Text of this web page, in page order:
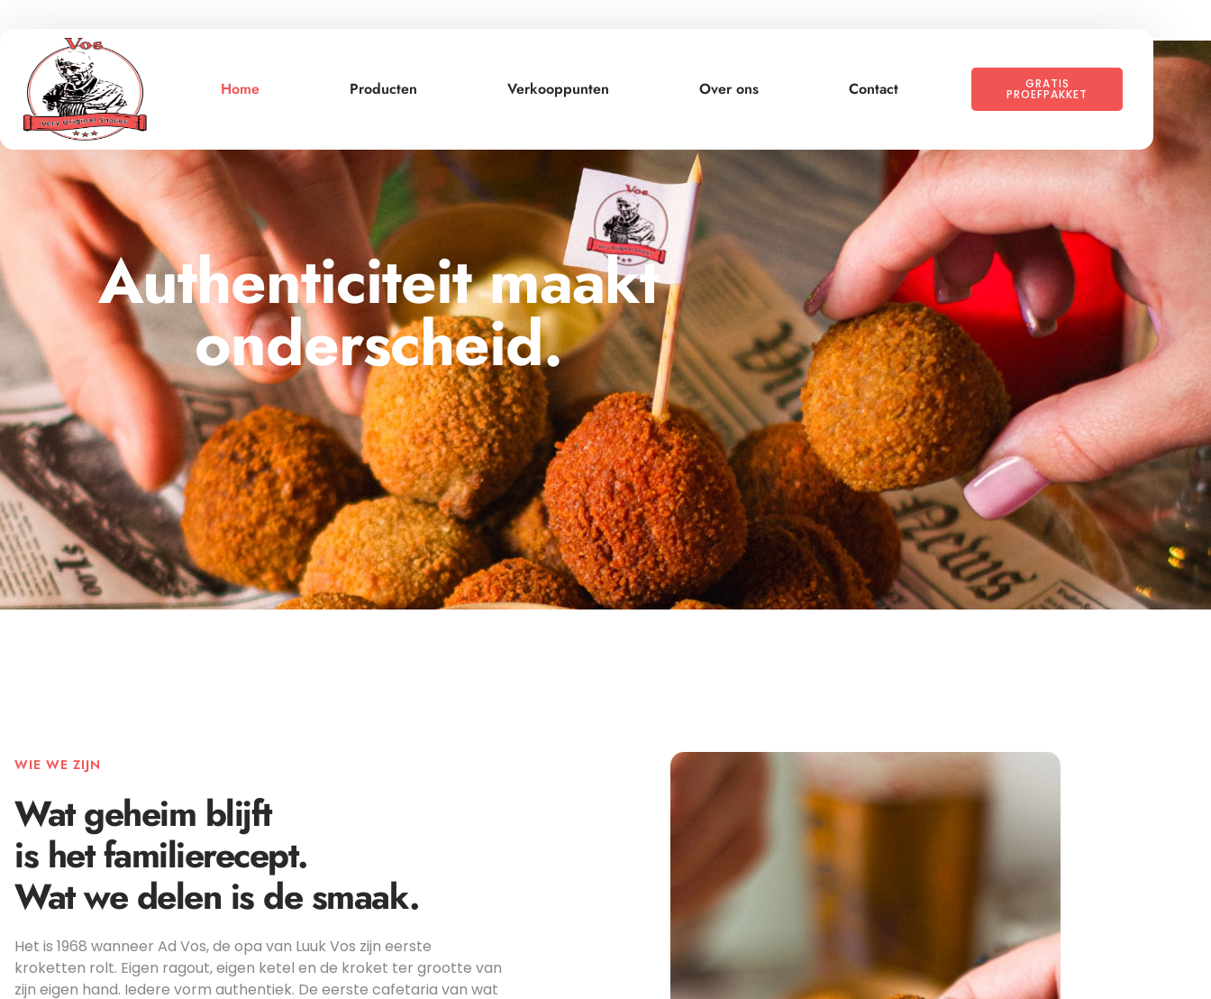
Home Producten Verkooppunten Over ons Contact GRATIS
PROEFPAKKET
Authenticiteit maakt
onderscheid.
WIE WE ZIJN
Wat geheim blijft
is het familierecept.
Wat we delen is de smaak.
Het is 1968 wanneer Ad Vos, de opa van Luuk Vos zijn eerste
kroketten rolt. Eigen ragout, eigen ketel en de kroket ter grootte van
zijn eigen hand. Iedere vorm authentiek. De eerste cafetaria van wat